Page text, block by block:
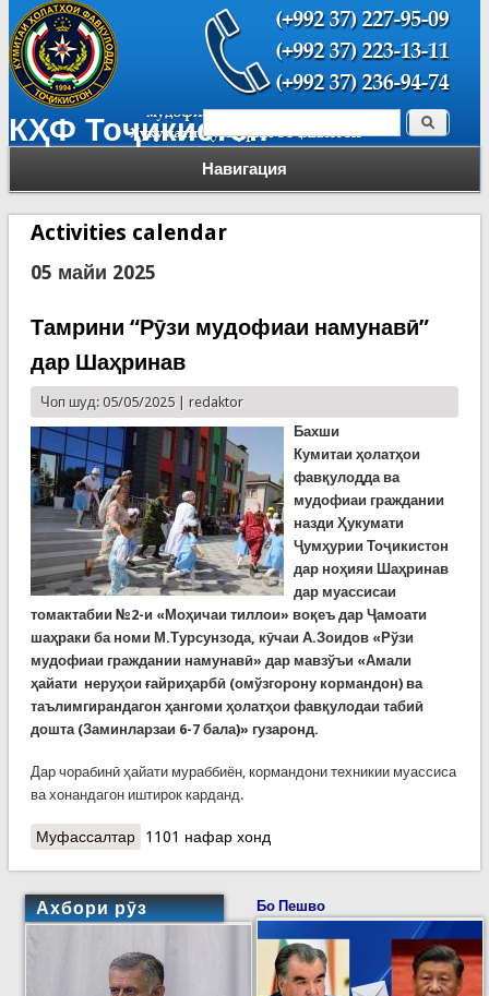
КҲФ Тоҷикистон
Навигация
Форма поиска Поиск
Activities calendar
05 майи 2025
Тамрини “Рӯзи мудофиаи намунавӣ”
дар Шаҳринав
Чоп шуд: 05/05/2025 | redaktor
Бахши
Кумитаи ҳолатҳои
фавқулодда ва
мудофиаи граждании
назди Ҳукумати
Ҷумҳурии Тоҷикистон
дар ноҳияи Шаҳринав
дар муассисаи
томактабии №2-и «Моҳичаи тиллои» воқеъ дар Ҷамоати
шаҳраки ба номи М.Турсунзода, кӯчаи А.Зоидов «Рўзи
мудофиаи граждании намунавӣ» дар мавзўъи «Амали
ҳайати неруҳои ғайриҳарбӣ (омўзгорону кормандон) ва
таълимгирандагон ҳангоми ҳолатҳои фавқулодаи табиӣ
дошта (Заминларзаи 6-7 бала)» гузаронд.
Дар чорабинӣ ҳайати мураббиён, кормандони техникии муассиса
ва хонандагон иштирок карданд.
Муфассалтаро Тамрини “Рӯзи мудофиаи намунавӣ” дар
1101 нафар хонд
Ахбори рӯз Бо Пешво